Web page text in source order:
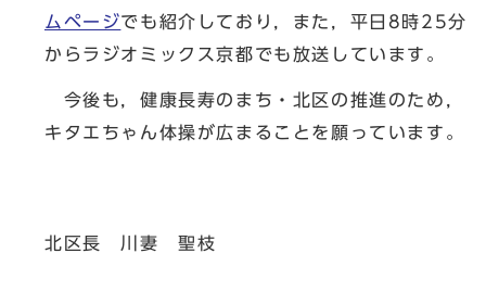
ムページでも紹介しており，また，平日8時25分
からラジオミックス京都でも放送しています。
今後も，健康長寿のまち・北区の推進のため，
キタエちゃん体操が広まることを願っています。
北区長 川妻 聖枝